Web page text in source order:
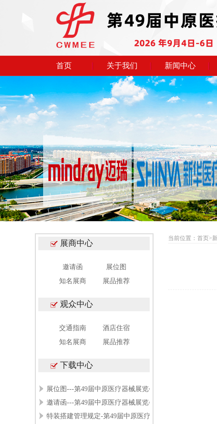
首页 关于我们 新闻中心
展商中心
邀请函
展位图
知名展商
展品推荐
观众中心
交通指南
酒店住宿
知名展商
展品推荐
下载中心
展位图---第49届中原医疗器械展览会
邀请函---第49届中原医疗器械展览会
特装搭建管理规定-第49届中原医疗
当前位置： 首页>